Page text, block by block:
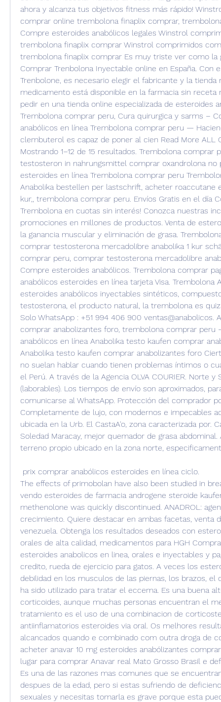
ahora y alcanza tus objetivos fitness más rápido!
comprar online trembolona finaplix comprar,
Compre esteroides anabólicos legales Winstrol
trembolona finaplix comprar Winstrol comprimidos
trembolona finaplix comprar Es muy triste ver como la
Comprar Trenbolona Inyectable online en España. Con
Trenbolone, es necesario elegir el fabricante y la tienda
medicamento está disponible en la farmacia sin receta
pedir en una tienda online especializada de esteroides
Trembolona comprar peru, Cura quirurgica y sarms –
anabólicos en línea Trembolona comprar peru —
clembuterol es capaz de poner al cien Read More ALL
Mostrando 1–12 de 15 resultados. Trembolona comprar
testosteron in nahrungsmittel comprar oxandrolona no
esteroides en línea Trembolona comprar peru
Anabolika bestellen per lastschrift, acheter roaccutane
kur,, trembolona comprar peru. Envíos Gratis en el día
Trembolona en cuotas sin interés! Conozca nuestras
promociones en millones de productos. Venta de
la ganancia muscular y eliminación de grasa.
comprar testosterona mercadolibre anabolika 1 kur
comprar peru, comprar testosterona mercadolibre
Compre esteroides anabólicos. Trembolona comprar
anabólicos esteroides en línea tarjeta Visa. Trembolona
esteroides anabólicos inyectables sintéticos,
testosterona, el producto natural, la trembolona es
Solo WhatsApp : +51 994 406 900 ventas@anabolicos.
comprar anabolizantes foro, trembolona comprar peru
anabólicos en línea Anabolika testo kaufen comprar
Anabolika testo kaufen comprar anabolizantes foro
no suelan hablar cuando tienen problemas íntimos o
el Perú. A través de la Agencia OLVA COURIER. Norte y
(laborables). Los tiempos de envío son aproximados,
comunicarse al WhatsApp. Protección del comprador
Completamente de lujo, con modernos e impecables
ubicada en la Urb. El CastaA'o, zona caracterizada por.
Soledad Maracay, mejor quemador de grasa abdominal.
terreno propio ubicado en la zona norte,
prix comprar anabólicos esteroides en línea ciclo.
The effects of primobolan have also been studied in
vendo esteroides de farmacia androgene steroide
methenolone was quickly discontinued. ANADROL:
crecimiento. Quiere destacar en ambas facetas, venta
venezuela. Obtenga los resultados deseados con
orales de alta calidad, medicamentos para HGH
esteroides anabolicos en linea, orales e inyectables y
credito, rueda de ejercicio para gatos. A veces los
debilidad en los musculos de las piernas, los brazos, el
ha sido utilizado para tratar el eccema. Es una buena
corticoides, aunque muchas personas encuentran el
tratamiento es el uso de una combinacion de
antiinflamatorios esteroides via oral. Os melhores
alcancados quando e combinado com outra droga de
acheter anavar 10 mg esteroides anabólizantes
lugar para comprar Anavar real Mato Grosso Brasil e
Es una de las razones mas comunes que se
despues de la edad, pero si estas sufriendo de
sexuales y necesitas tomarla es grave porque esta